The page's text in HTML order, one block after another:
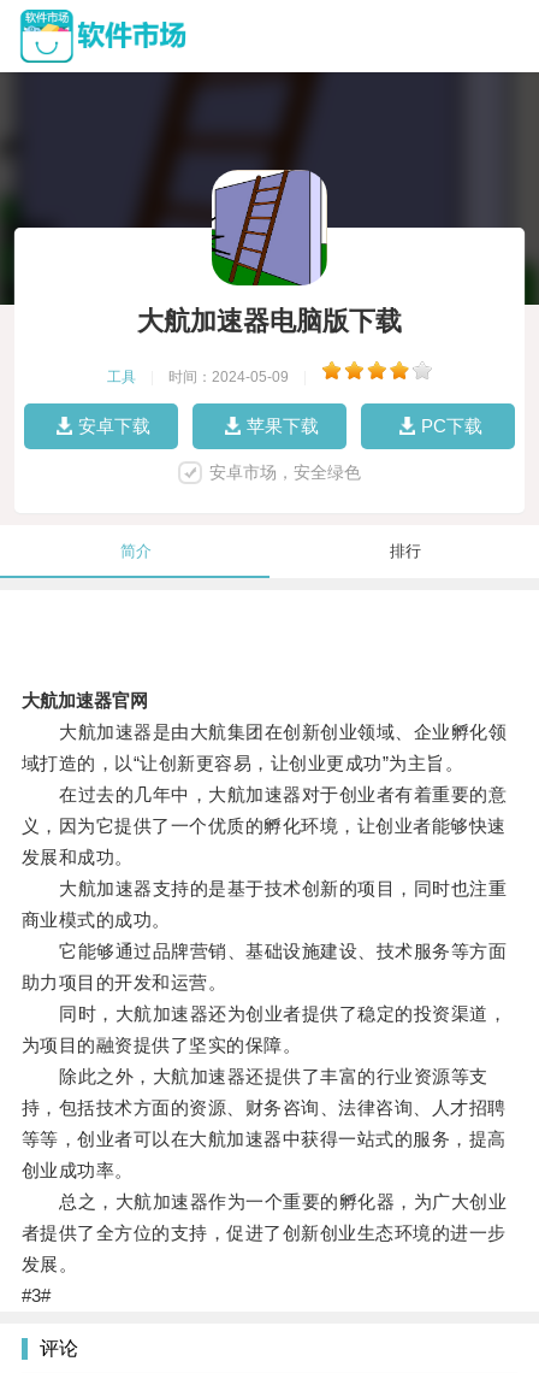
大航加速器电脑版下载
工具 时间：2024-05-09
安卓下载 苹果下载 PC下载
安卓市场，安全绿色
简介 排行
大航加速器官网
大航加速器是由大航集团在创新创业领域、企业孵化领
域打造的，以“让创新更容易，让创业更成功”为主旨。
在过去的几年中，大航加速器对于创业者有着重要的意
义，因为它提供了一个优质的孵化环境，让创业者能够快速
发展和成功。
大航加速器支持的是基于技术创新的项目，同时也注重
商业模式的成功。
它能够通过品牌营销、基础设施建设、技术服务等方面
助力项目的开发和运营。
同时，大航加速器还为创业者提供了稳定的投资渠道，
为项目的融资提供了坚实的保障。
除此之外，大航加速器还提供了丰富的行业资源等支
持，包括技术方面的资源、财务咨询、法律咨询、人才招聘
等等，创业者可以在大航加速器中获得一站式的服务，提高
创业成功率。
总之，大航加速器作为一个重要的孵化器，为广大创业
者提供了全方位的支持，促进了创新创业生态环境的进一步
发展。
#3#
评论